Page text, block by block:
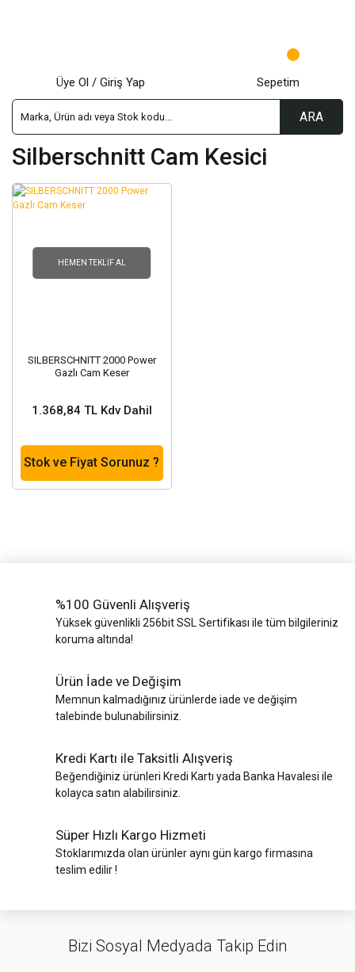
ARA
Üye Ol / Giriş Yap Sepetim
Silberschnitt Cam Kesici
HEMEN TEKLIF AL
SILBERSCHNITT 2000 Power
Gazlı Cam Keser
1.368,84 TL Kdv Dahil
Stok ve Fiyat Sorunuz ?
%100 Güvenli Alışveriş
Yüksek güvenlikli 256bit SSL Sertifikası ile tüm bilgileriniz
koruma altında!
Ürün İade ve Değişim
Memnun kalmadığınız ürünlerde iade ve değişim
talebinde bulunabilirsiniz.
Kredi Kartı ile Taksitli Alışveriş
Beğendiğiniz ürünleri Kredi Kartı yada Banka Havalesi ile
kolayca satın alabilirsiniz.
Süper Hızlı Kargo Hizmeti
Stoklarımızda olan ürünler aynı gün kargo firmasına
teslim edilir !
Bizi Sosyal Medyada Takip Edin